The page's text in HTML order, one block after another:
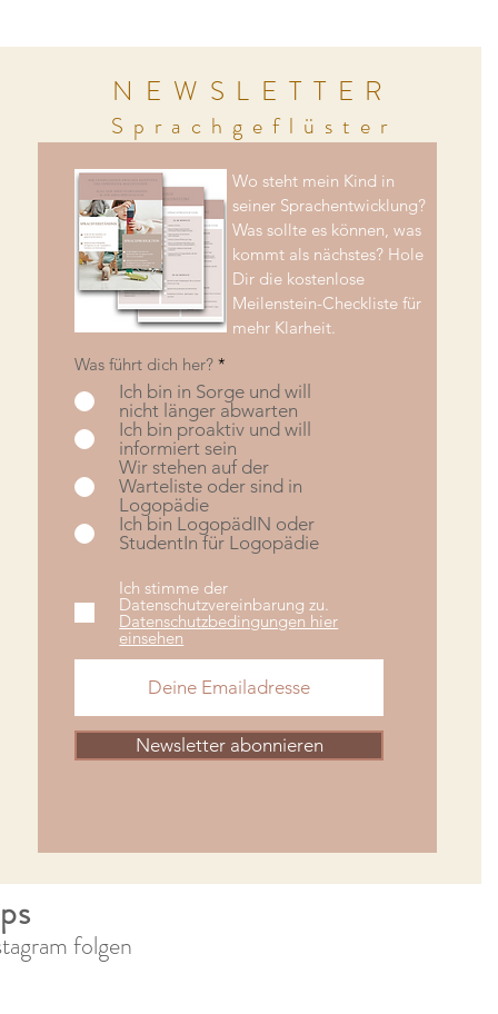
NEWSLETTER
Sprachgeflüster
Was führt dich her? *
Ich bin in Sorge und will
nicht länger abwarten
Ich bin proaktiv und will
informiert sein
Wir stehen auf der
Warteliste oder sind in
Logopädie
Ich bin LogopädIN oder
StudentIn für Logopädie
Wo steht mein Kind in
seiner Sprachentwicklung?
Was sollte es können, was
kommt als nächstes? Hole
Dir die kostenlose
Meilenstein-Checkliste für
mehr Klarheit.
Ich stimme der
Datenschutzvereinbarung zu.
Datenschutzbedingungen hier
einsehen
Newsletter abonnieren
folgen